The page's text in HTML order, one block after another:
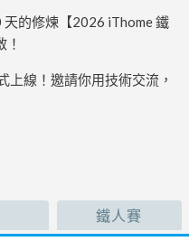
的修煉【2026 iThome 鐵
線！邀請你用技術交流，
鐵人賽